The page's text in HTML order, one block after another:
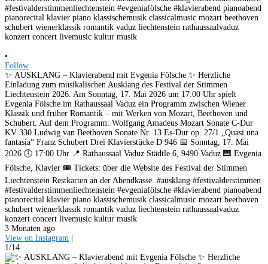
•
Follow
✨ AUSKLANG – Klavierabend mit Evgenia Fölsche ✨ Herzliche
Einladung zum musikalischen Ausklang des Festival der Stimmen
Liechtenstein 2026. Am Sonntag, 17. Mai 2026 um 17:00 Uhr spielt
Evgenia Fölsche im Rathaussaal Vaduz ein Programm zwischen Wiener
Klassik und früher Romantik – mit Werken von Mozart, Beethoven und
Schubert. Auf dem Programm: Wolfgang Amadeus Mozart Sonate C-Dur
KV 330 Ludwig van Beethoven Sonate Nr. 13 Es-Dur op. 27/1 „Quasi una
fantasia“ Franz Schubert Drei Klavierstücke D 946 📅 Sonntag, 17. Mai
2026 🕔 17:00 Uhr 📍 Rathaussaal Vaduz Städtle 6, 9490 Vaduz 🎹 Evgenia
Fölsche, Klavier 🎟️ Tickets: über die Website des Festival der Stimmen
Liechtenstein Restkarten an der Abendkasse. #ausklang #festivalderstimmen
#festivalderstimmenliechtenstein #evgeniafölsche #klavierabend pianoabend
pianorecital klavier piano klassischemusik classicalmusic mozart beethoven
schubert wienerklassik romantik vaduz liechtenstein rathaussaalvaduz
konzert concert livemusic kultur musik
3 Monaten ago
View on Instagram
1/14